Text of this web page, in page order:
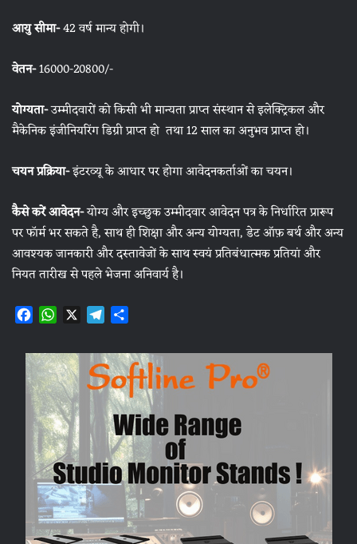
आयु सीमा-42 वर्ष मान्य होगी।
वेतन-16000-20800/-
योग्यता-उम्मीदवारों को किसी भी मान्यता प्राप्त संस्थान से इलेक्ट्रिकल और
मैकेनिक इंजीनियरिंग डिग्री प्राप्त हो तथा 12 साल का अनुभव प्राप्त हो।
चयन प्रक्रिया-इंटरव्यू के आधार पर होगा आवेदनकर्ताओं का चयन।
कैसे करें आवेदन-योग्य और इच्छुक उम्मीदवार आवेदन पत्र के निर्धारित प्रारूप
पर फॉर्म भर सकते है, साथ ही शिक्षा और अन्य योग्यता, डेट ऑफ़ बर्थ और अन्य
आवश्यक जानकारी और दस्तावेजों के साथ स्वयं प्रतिबंधात्मक प्रतियां और
नियत तारीख से पहले भेजना अनिवार्य है।
F
c
e
b
o
o
k
W
a
t
s
A
p
p
X T
l
e
g
r
a
m
a
r
e